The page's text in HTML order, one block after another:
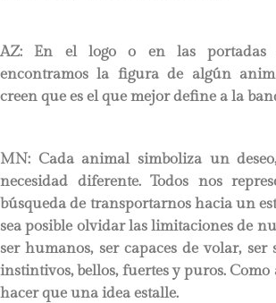
AZ: En el logo o en las portadas
encontramos la figura de algún
creen que es el que mejor define a la
MN: Cada animal simboliza un
necesidad diferente. Todos nos
búsqueda de transportarnos hacia un
sea posible olvidar las limitaciones de
ser humanos, ser capaces de volar, ser
instintivos, bellos, fuertes y puros. Como
hacer que una idea estalle.